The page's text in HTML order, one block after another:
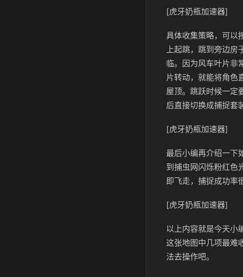
[虎牙奶瓶加速器]
具体收集策略，可以
上起跳，跳到旁边房
临。因为风车叶片非
片转动，就能将角色
屋顶。跳跃时候一定
后直接切换成捕捉套
[虎牙奶瓶加速器]
最后小编再介绍一下
到捕虫网闪烁粉红色
即飞走，捕捉成功率
[虎牙奶瓶加速器]
以上内容就是今天小
这张地图中几项最难
法去操作吧。